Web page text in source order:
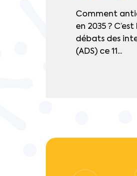
Comment
en 2035 ?
débats des
(ADS) ce 11...